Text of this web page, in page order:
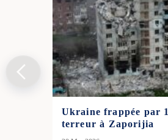
Ukraine frappée par
terreur à Zaporijia